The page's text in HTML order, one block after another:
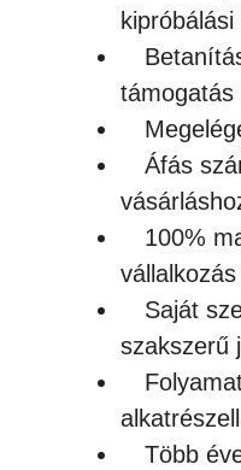
támogatás
Áfás
100%
vállalkozás
Saját
szakszerű
Több